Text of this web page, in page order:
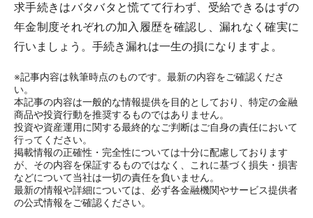
求手続きはバタバタと慌てて行わず、受給できるはずの
年金制度それぞれの加入履歴を確認し、漏れなく確実に
行いましょう。手続き漏れは一生の損になりますよ。
※記事内容は執筆時点のものです。最新の内容をご確認くださ
い。
本記事の内容は一般的な情報提供を目的としており、特定の金融
商品や投資行動を推奨するものではありません。
投資や資産運用に関する最終的なご判断はご自身の責任において
行ってください。
掲載情報の正確性・完全性については十分に配慮しております
が、その内容を保証するものではなく、これに基づく損失・損害
などについて当社は一切の責任を負いません。
最新の情報や詳細については、必ず各金融機関やサービス提供者
の公式情報をご確認ください。